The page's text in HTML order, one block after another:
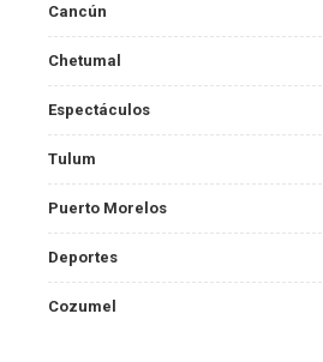
Cancún
Chetumal
Espectáculos
Tulum
Puerto Morelos
Deportes
Cozumel